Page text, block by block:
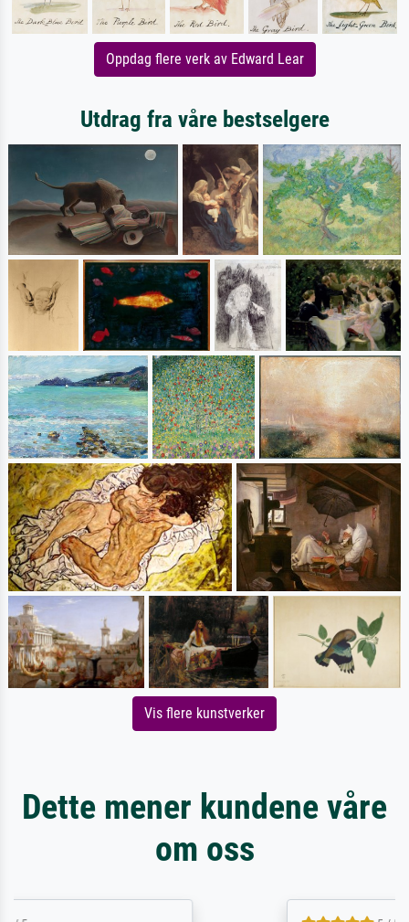
Oppdag flere verk av Edward Lear
Utdrag fra våre bestselgere
Vis flere kunstverker
Dette mener kundene våre
om oss